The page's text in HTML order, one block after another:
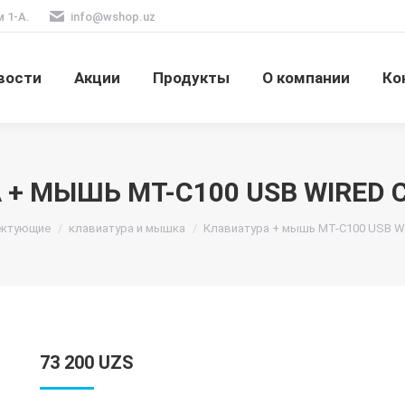
1-А. info@wshop.uz
Акции Продукты О компании
МЫШЬ MT-C100 USB WIRED
клавиатура и мышка Клавиатура + мышь MT-C100 USB
73 200 UZS